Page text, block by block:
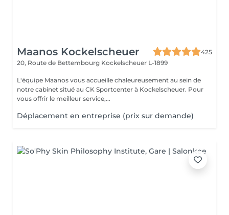
Maanos Kockelscheuer
425
20, Route de Bettembourg Kockelscheuer L-1899
L'équipe Maanos vous accueille chaleureusement au sein de
notre cabinet situé au CK Sportcenter à Kockelscheuer. Pour
vous offrir le meilleur service,...
Déplacement en entreprise (prix sur demande)